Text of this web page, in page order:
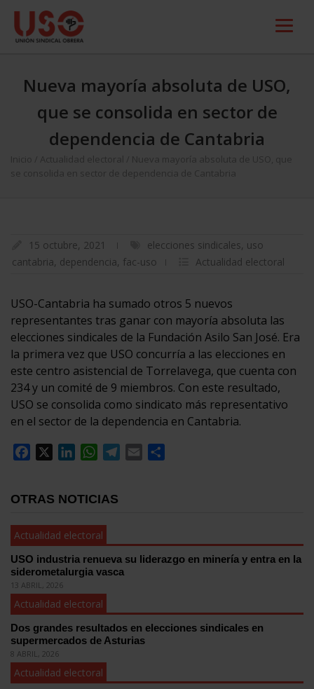
Nueva mayoría absoluta de USO,
que se consolida en sector de
dependencia de Cantabria
Inicio Actualidad electoral
Nueva mayoría absoluta de USO, que
se consolida en sector de dependencia de Cantabria
15 octubre, 2021 elecciones sindicales, uso
cantabria, dependencia, fac-uso Actualidad electoral
USO-Cantabria ha sumado otros 5 nuevos
representantes tras ganar con mayoría absoluta las
elecciones sindicales de la Fundación Asilo San José. Era
la primera vez que USO concurría a las elecciones en
este centro asistencial de Torrelavega, que cuenta con
234 y un comité de 9 miembros. Con este resultado,
USO se consolida como sindicato más representativo
en el sector de la dependencia en Cantabria.
Facebook
LinkedInWhatsApp
Telegram
Email
OTRAS NOTICIAS
Actualidad electoral
USO industria renueva su liderazgo en minería y entra en la
siderometalurgia vasca
13 ABRIL, 2026
Actualidad electoral
Dos grandes resultados en elecciones sindicales en
supermercados de Asturias
8 ABRIL, 2026
Actualidad electoral